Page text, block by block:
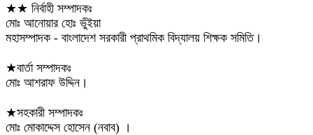
★★ নির্বাহী সম্পাদকঃ
মোঃ আনোয়ার হোঃ ভুঁইয়া
মহাসম্পাদক - বাংলাদেশ সরকারী প্রাথমিক বিদ্যালয় শিক্ষক সমিতি।
★বার্তা সম্পাদকঃ
মোঃ আশরাফ উদ্দিন।
★সহকারী সম্পাদকঃ
মোঃ মোকাদ্দেস হোসেন (নবাব) ।